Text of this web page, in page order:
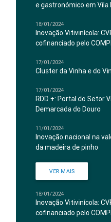
e gastronómico em Vila
18/01/2024
Inovação Vitivinícola:
cofinanciado pelo
17/01/2024
Cluster da Vinha e do
17/01/2024
RDD +: Portal do Setor
Demarcada do Douro
11/01/2024
Inovação nacional na
da madeira de pinho
VER MAIS
18/01/2024
Inovação Vitivinícola:
cofinanciado pelo